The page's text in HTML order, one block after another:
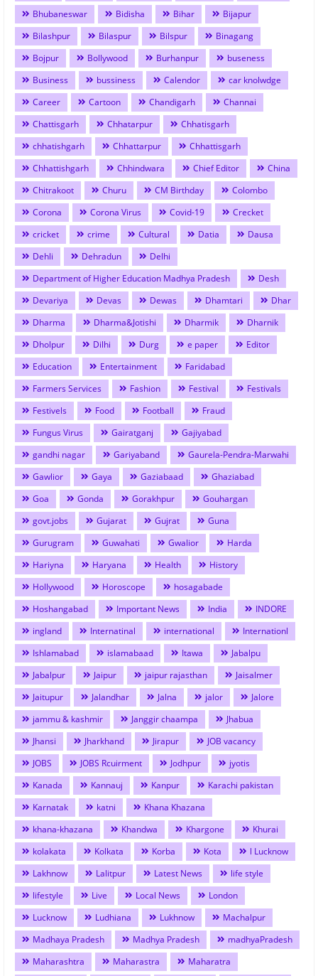
Bhubaneswar Bidisha Bihar
Bijapur
Bilashpur
Bilaspur Bilspur
Binagang
Bojpur
Bollywood Burhanpur
buseness
Business
bussiness Calendor
car knolwdge
Career
Cartoon Chandigarh
Channai
Chattisgarh
Chhatarpur
Chhatisgarh
chhatishgarh
Chhattarpur
Chhattisgarh
Chhattishgarh
Chhindwara Chief Editor
China
Chitrakoot
Churu CM Birthday
Colombo
Corona
Corona Virus Covid-19
Crecket
cricket
crime Cultural Datia
Dausa
Dehli
Dehradun
Delhi
Department of Higher Education Madhya Pradesh
Desh
Devariya
Devas Dewas Dhamtari
Dhar
Dharma
Dharma&Jotishi Dharmik
Dharnik
Dholpur
Dilhi Durg e paper
Editor
Education
Entertainment
Faridabad
Farmers Services
Fashion Festival
Festivals
Festivels
Food Football
Fraud
Fungus Virus
Gairatganj
Gajiyabad
gandhi nagar
Gariyaband
Gaurela-Pendra-Marwahi
Gawlior
Gaya Gaziabaad
Ghaziabad
Goa
Gonda Gorakhpur
Gouhargan
govt.jobs
Gujarat Gujrat
Guna
Gurugram
Guwahati Gwalior
Harda
Hariyna
Haryana Health
History
Hollywood
Horoscope
hosagabade
Hoshangabad
Important News India
INDORE
ingland
Internatinal international
Internationl
Ishlamabad
islamabaad Itawa
Jabalpu
Jabalpur
Jaipur jaipur rajasthan
Jaisalmer
Jaitupur
Jalandhar Jalna jalor
Jalore
jammu & kashmir
Janggir chaampa
Jhabua
Jhansi
Jharkhand Jirapur
JOB vacancy
JOBS
JOBS Rcuirment Jodhpur
jyotis
Kanada
Kannauj Kanpur
Karachi pakistan
Karnatak
katni
Khana Khazana
khana-khazana
Khandwa Khargone
Khurai
kolakata
Kolkata Korba Kota
l Lucknow
Lakhnow
Lalitpur Latest News
life style
lifestyle
Live Local News
London
Lucknow
Ludhiana Lukhnow
Machalpur
Madhaya Pradesh
Madhya Pradesh
madhyaPradesh
Maharashtra
Maharastra
Maharatra